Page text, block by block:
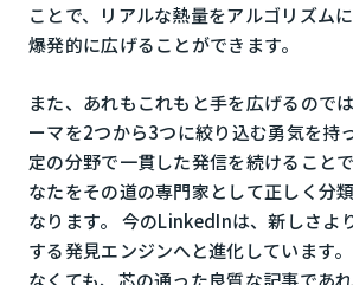
ことで、リアルな熱量をアルゴリズム
爆発的に広げることができます。
また、あれもこれもと手を広げるので
ーマを2つから3つに絞り込む勇気を持
定の分野で一貫した発信を続けること
なたをその道の専門家として正しく分
なります。 今のLinkedInは、新しさよ
する発見エンジンへと進化しています
なくても、芯の通った良質な記事であ